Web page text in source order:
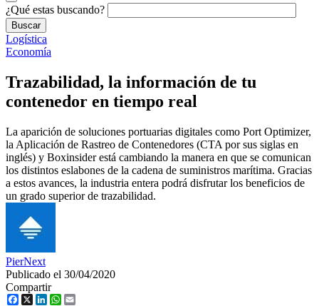
¿Qué estas buscando?
Logística
Economía
Trazabilidad, la información de tu
contenedor en tiempo real
La aparición de soluciones portuarias digitales como Port Optimizer,
la Aplicación de Rastreo de Contenedores (CTA por sus siglas en
inglés) y Boxinsider está cambiando la manera en que se comunican
los distintos eslabones de la cadena de suministros marítima. Gracias
a estos avances, la industria entera podrá disfrutar los beneficios de
un grado superior de trazabilidad.
PierNext
Publicado el 30/04/2020
Compartir
Facebook
X LinkedInWhatsApp